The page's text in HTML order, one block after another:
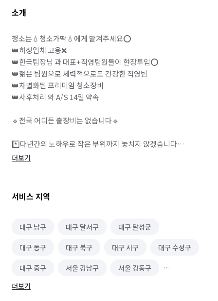
소개
청소는💧청소가딱💧에게 맡겨주세요⭕
👑하청업체 고용❌
👑한국팀장님 과 대표+직영팀원들이 현장투입⭕
👑젊은 팀원으로 체력적으로도 건강한 직영팀
👑차별화된 프리미엄 청소장비
👑사후처리 와 A/S 14일 약속
🔹전국 어디든 출장비는 없습니다🔹
*️⃣다년간의 노하우로 작은 부위까지 놓치지 않겠습니다
*️⃣청소완료후 한번더 꼼꼼하게 체크하겠습니다
서비스를 제공해드리겠습니다
🔹단일 시공 10만원상당 편백나무 피톤치드로
🔹결로로 인해 발생되는 곰팡이 차단방지 약품
🔹배수구 해충방지 서비스
*화장실 배수구 및 싱크대 개수대
더보기
서비스 지역
대구 남구 대구 달서구 대구 달성군
대구 동구 대구 북구 대구 서구 대구 수성구
대구 중구 서울 강남구 서울 강동구
서울 강북구
더보기